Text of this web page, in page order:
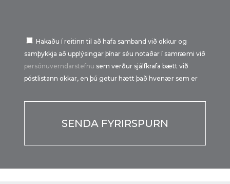
Hakaðu í reitinn til að hafa samband við okkur og
samþykkja að upplýsingar þínar séu notaðar í samræmi við
persónuverndarstefnu sem verður sjálfkrafa bætt við
póstlistann okkar, en þú getur hætt það hvenær sem er